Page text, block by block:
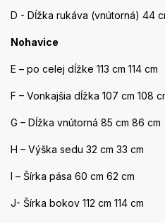
D - Dĺžka rukáva (vnútorná) 44
Nohavice
E – po celej dĺžke 113 cm 114 cm
F – Vonkajšia dĺžka 107 cm 108
G – Dĺžka vnútorná 85 cm 86 cm
H – Výška sedu 32 cm 33 cm
I – Šírka pása 60 cm 62 cm
J- Šírka bokov 112 cm 114 cm